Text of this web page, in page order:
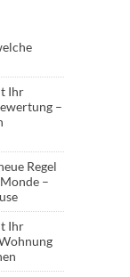
Ihr
–
Regel
–
Ihr